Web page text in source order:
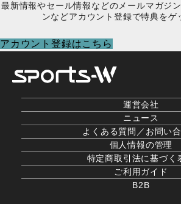
最新情報やセール情報などのメールマガジ
ンなどアカウント登録で特典をゲ
アカウント登録はこちら
運営会社
ニュース
よくある質問／お問い
個人情報の管理
特定商取引法に基づく
ご利用ガイド
B2B